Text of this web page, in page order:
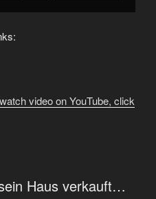
video on YouTube, click
Haus verkauft…